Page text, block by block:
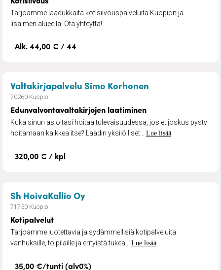
Tarjoamme laadukkaita kotisiivouspalveluita Kuopion ja
Iisalmen alueella. Ota yhteyttä!
Alk. 44,00 € / 44
Valtakirjapalvelu Simo Korhonen
70260 Kuopio
Edunvalvontavaltakirjojen laatiminen
Kuka sinun asioitasi hoitaa tulevaisuudessa, jos et joskus pysty
hoitamaan kaikkea itse? Laadin yksilölliset... Lue lisää
320,00 € / kpl
Sh HoivaKallio Oy– Kotipalvelut
71750 Kuopio
Kotipalvelut
Tarjoamme luotettavia ja sydämmellisiä kotipalveluita
vanhuksille, toipilaille ja erityistä tukea... Lue lisää
35,00 €/tunti (alv0%)